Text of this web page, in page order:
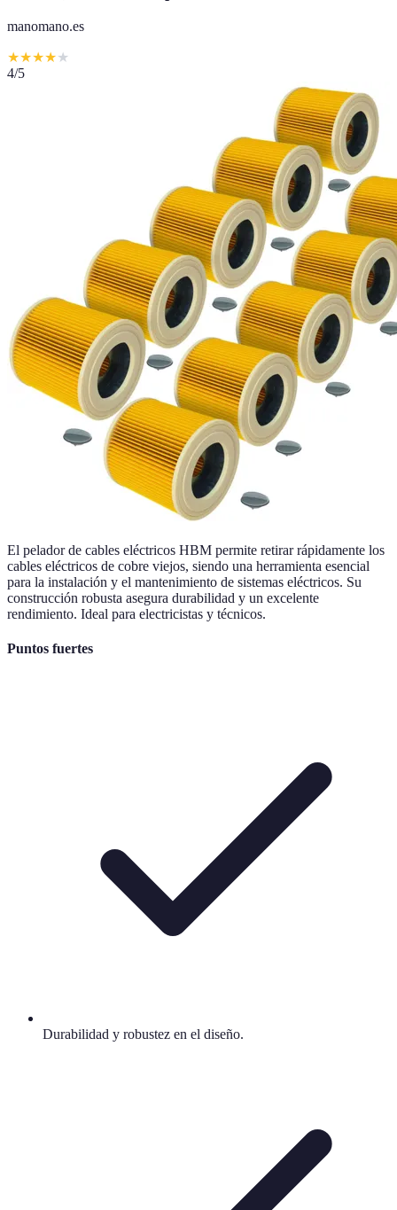
manomano.es
★★★★★
4/5
El pelador de cables eléctricos HBM permite retirar rápidamente los
cables eléctricos de cobre viejos, siendo una herramienta esencial
para la instalación y el mantenimiento de sistemas eléctricos. Su
construcción robusta asegura durabilidad y un excelente
rendimiento. Ideal para electricistas y técnicos.
Puntos fuertes
Durabilidad y robustez en el diseño.